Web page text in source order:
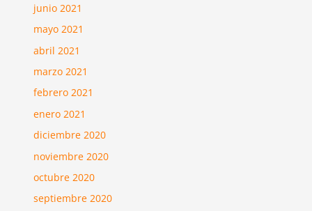
junio 2021
mayo 2021
abril 2021
marzo 2021
febrero 2021
enero 2021
diciembre 2020
noviembre 2020
octubre 2020
septiembre 2020